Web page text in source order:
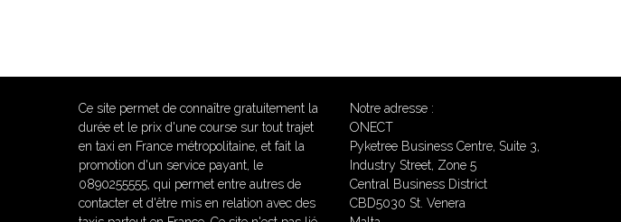
Ce site permet de connaître gratuitement la
durée et le prix d'une course sur tout trajet
en taxi en France métropolitaine, et fait la
promotion d'un service payant, le
0890255555, qui permet entre autres de
contacter et d'être mis en relation avec des
Notre adresse :
ONECT
Pyketree Business Centre, Suite 3,
Industry Street, Zone 5
Central Business District
CBD5030 St. Venera